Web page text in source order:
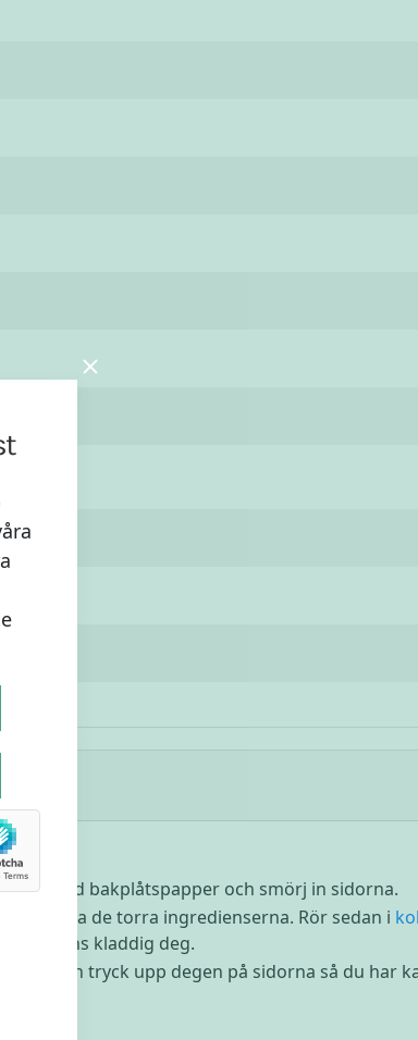
med bakplåtspapper och smörj in sidorna.
blanda de torra ingredienserna. Rör sedan i
aningens kladdig deg.
och tryck upp degen på sidorna så du har
10 min.